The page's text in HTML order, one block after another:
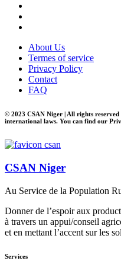
About Us
Termes of service
Privacy Policy
Contact
FAQ
© 2023 CSAN Niger | All rights
international laws. You can find our
CSAN Niger
Au Service de la Population
Donner de l’espoir aux
à travers un appui/conseil
et en mettant l’accent sur les
Services